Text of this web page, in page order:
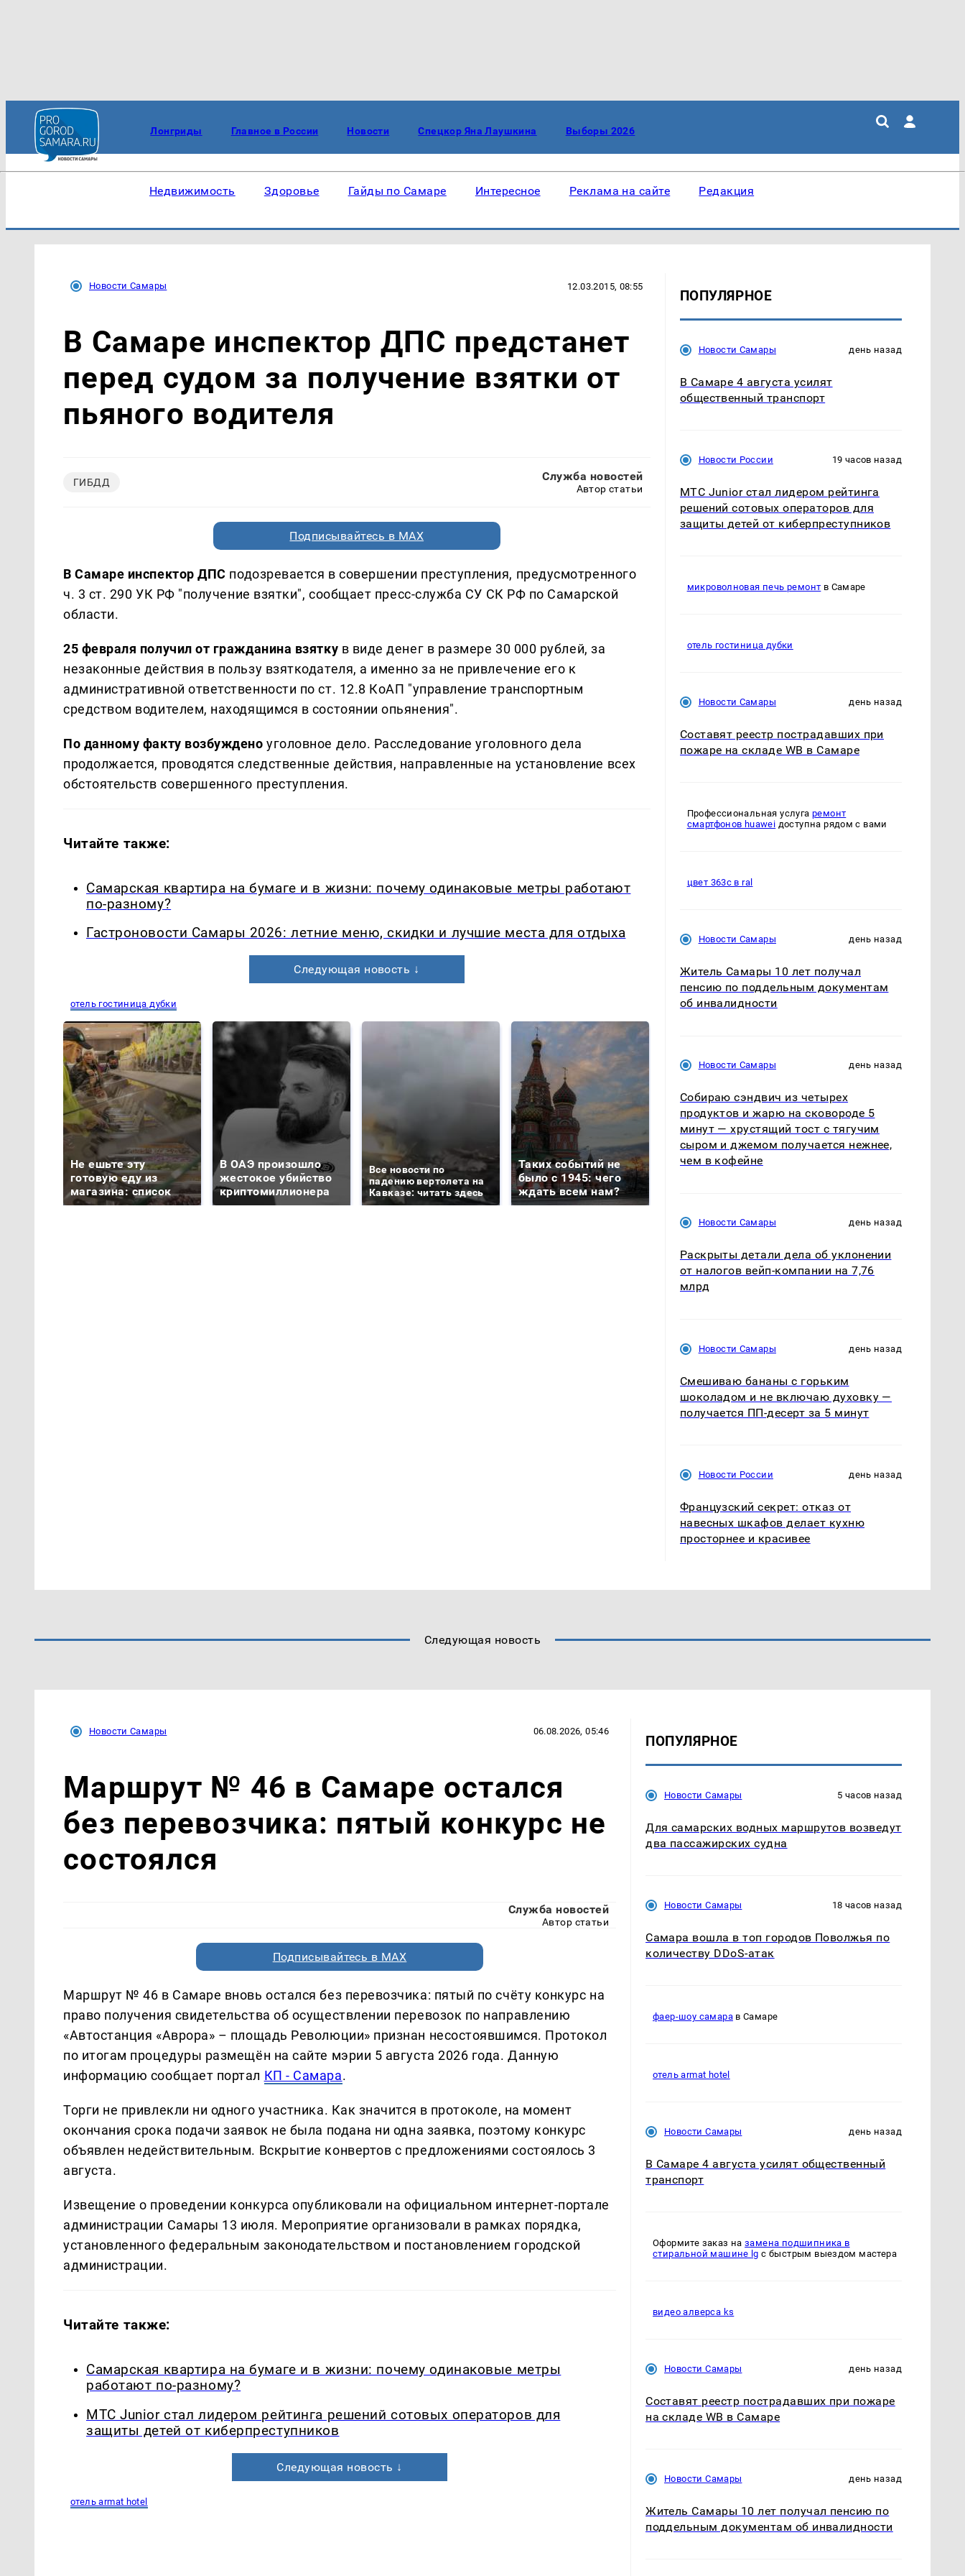
Лонгриды Главное в России Новости Спецкор Яна Лаушкина Выборы 2026
Недвижимость Здоровье Гайды по Самаре Интересное Реклама на сайте Редакция
Новости Самары 12.03.2015, 08:55
В Самаре инспектор ДПС предстанет
перед судом за получение взятки от
пьяного водителя
ГИБДД Служба новостей
Автор статьи
Подписывайтесь в MAX
В Самаре инспектор ДПС подозревается в совершении преступления, предусмотренного
ч. 3 ст. 290 УК РФ "получение взятки", сообщает пресс-служба СУ СК РФ по Самарской
области.
25 февраля получил от гражданина взятку в виде денег в размере 30 000 рублей, за
незаконные действия в пользу взяткодателя, а именно за не привлечение его к
административной ответственности по ст. 12.8 КоАП "управление транспортным
средством водителем, находящимся в состоянии опьянения".
По данному факту возбуждено уголовное дело. Расследование уголовного дела
продолжается, проводятся следственные действия, направленные на установление всех
обстоятельств совершенного преступления.
Читайте также:
Самарская квартира на бумаге и в жизни: почему одинаковые метры работают
по-разному?
Гастроновости Самары 2026: летние меню, скидки и лучшие места для отдыха
Следующая новость ↓
отель гостиница дубки
Не ешьте эту
готовую еду из
магазина: список
В ОАЭ произошло
жестокое убийство
криптомиллионера
Все новости по
падению вертолета на
Кавказе: читать здесь
Таких событий не
было с 1945: чего
ждать всем нам?
В магазинах России
СМИ: В Химках на
ПОПУЛЯРНОЕ
Новости Самары день назад
В Самаре 4 августа усилят
общественный транспорт
Новости России 19 часов назад
МТС Junior стал лидером рейтинга
решений сотовых операторов для
защиты детей от киберпреступников
микроволновая печь ремонт в Самаре
отель гостиница дубки
Новости Самары день назад
Составят реестр пострадавших при
пожаре на складе WB в Самаре
Профессиональная услуга ремонт
смартфонов huawei доступна рядом с вами
цвет 363с в ral
Новости Самары день назад
Житель Самары 10 лет получал
пенсию по поддельным документам
об инвалидности
Новости Самары день назад
Собираю сэндвич из четырех
продуктов и жарю на сковороде 5
минут — хрустящий тост с тягучим
сыром и джемом получается нежнее,
чем в кофейне
Новости Самары день назад
Раскрыты детали дела об уклонении
от налогов вейп-компании на 7,76
млрд
Новости Самары день назад
Смешиваю бананы с горьким
шоколадом и не включаю духовку —
получается ПП-десерт за 5 минут
Новости России день назад
Французский секрет: отказ от
навесных шкафов делает кухню
просторнее и красивее
Следующая новость
Новости Самары 06.08.2026, 05:46
Маршрут № 46 в Самаре остался
без перевозчика: пятый конкурс не
состоялся
Служба новостей
Автор статьи
Подписывайтесь в MAX
Маршрут № 46 в Самаре вновь остался без перевозчика: пятый по счёту конкурс на
право получения свидетельства об осуществлении перевозок по направлению
«Автостанция «Аврора» – площадь Революции» признан несостоявшимся. Протокол
по итогам процедуры размещён на сайте мэрии 5 августа 2026 года. Данную
информацию сообщает портал КП - Самара.
Торги не привлекли ни одного участника. Как значится в протоколе, на момент
окончания срока подачи заявок не была подана ни одна заявка, поэтому конкурс
объявлен недействительным. Вскрытие конвертов с предложениями состоялось 3
августа.
Извещение о проведении конкурса опубликовали на официальном интернет-портале
администрации Самары 13 июля. Мероприятие организовали в рамках порядка,
установленного федеральным законодательством и постановлением городской
администрации.
Читайте также:
Самарская квартира на бумаге и в жизни: почему одинаковые метры
работают по-разному?
МТС Junior стал лидером рейтинга решений сотовых операторов для
защиты детей от киберпреступников
Следующая новость ↓
отель armat hotel
ПОПУЛЯРНОЕ
Новости Самары 5 часов назад
Для самарских водных маршрутов возведут
два пассажирских судна
Новости Самары 18 часов назад
Самара вошла в топ городов Поволжья по
количеству DDoS-атак
фаер-шоу самарав Самаре
отель armat hotel
Новости Самары день назад
В Самаре 4 августа усилят общественный
транспорт
Оформите заказ назамена подшипника в
стиральной машине lg с быстрым выездом мастера
видео алверса ks
Новости Самары день назад
Составят реестр пострадавших при пожаре
на складе WB в Самаре
Новости Самары день назад
Житель Самары 10 лет получал пенсию по
поддельным документам об инвалидности